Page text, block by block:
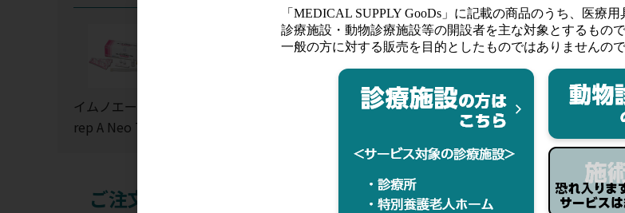
イムノエースSt
rep A Neo Type
で約3営業日】
ご注文